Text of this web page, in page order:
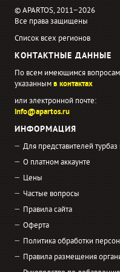
© APARTOS, 2011−2026
Все права защищены
Список всех регионов
КОНТАКТНЫЕ ДАННЫЕ
По всем имеющимся
указаннымв контактах
или электронной почте:
info@apartos.ru
ИНФОРМАЦИЯ
Для представителей турбаз
О платном аккаунте
Цены
Частые вопросы
Правила сайта
Оферта
Политика обработки
Правила размещения